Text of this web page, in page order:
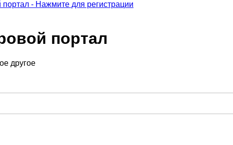
- Нажмите для регистрации
портал
другое